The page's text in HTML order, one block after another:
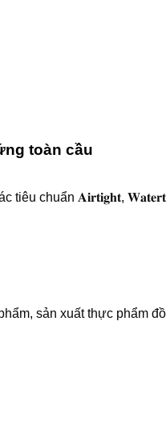
toàn cầu
chuẩn 𝐀𝐢𝐫𝐭𝐢𝐠𝐡𝐭,
sản xuất thực phẩm